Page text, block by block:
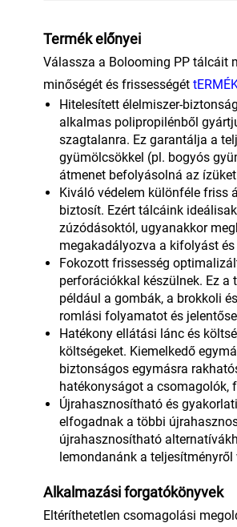
Termék előnyei
Válassza a Bolooming PP tálcáit
minőségét és frissességét
Hitelesített élelmiszer-
alkalmas polipropilénből
szagtalanra. Ez garantálja a
gyümölcsökkel (pl. bogyós
átmenet befolyásolná az
Kiváló védelem különféle friss
biztosít. Ezért tálcáink
zúzódásoktól, ugyanakkor
megakadályozva a kifolyást
Fokozott frissesség
perforációkkal készülnek. Ez a
például a gombák, a brokkoli
romlási folyamatot és
Hatékony ellátási lánc és
költségeket. Kiemelkedő
biztonságos egymásra
hatékonyságot a csomagolók,
Újrahasznosítható és
elfogadnak a többi
újrahasznosítható
lemondanánk a
Alkalmazási forgatókönyvek
Eltéríthetetlen csomagolási